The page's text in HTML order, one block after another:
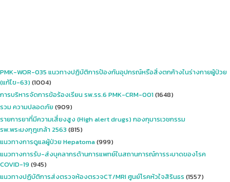
PMK-WOR-035 แนวทางปฏิบัติการป้องกันอุปกรณ์หรือสิ่งตกค้างในร่างกายผู้ป่วย
(แก้ไข-63)(1004)
การบริหารจัดการข้อร้องเรียน รพ.รร.6 PMK-CRM-001(1648)
รวม ความปลอดภัย(909)
รายการยาที่มีความเสี่ยงสูง (High alert drugs) กองกุมารเวชกรรม
รพ.พระมงกุฎเกล้า 2563 (815)
แนวทางการดูแลผู้ป่วย Hepatoma(999)
แนวทางการรับ-ส่งบุคลากรด้านการแพทย์ในสถานการณ์การระบาดของโรค
COVID-19(945)
แนวทางปฏิบัติการส่งตรวจห้องตรวจCT/MRI ศูนย์โรคหัวใจสิรินธร (1557)